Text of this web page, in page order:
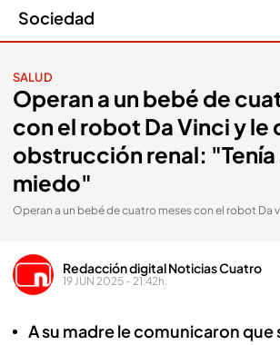
Sociedad
SALUD
Operan a un bebé de
con el robot Da Vinci y le
obstrucción renal:
miedo"
Operan a un bebé de cuatro meses con el robot Da
Redacción digital Noticias Cuatro
19 JUN 2025 - 21:42h.
A su madre le comunicaron que